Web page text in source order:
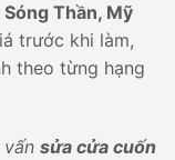
Sóng Thần, Mỹ
trước khi làm,
theo từng hạng
sửa cửa cuốn